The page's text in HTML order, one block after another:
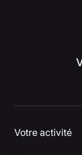
Votre activité